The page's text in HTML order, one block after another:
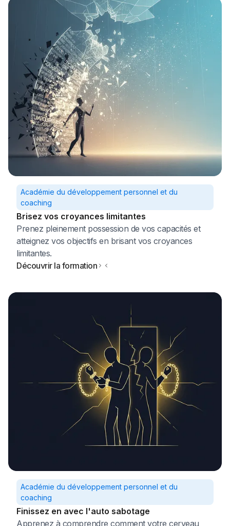
Académie du développement personnel et du
coaching
Brisez vos croyances limitantes
Prenez pleinement possession de vos capacités et
atteignez vos objectifs en brisant vos croyances
limitantes.
Découvrir la formation
Académie du développement personnel et du
coaching
Finissez en avec l'auto sabotage
Apprenez à comprendre comment votre cerveau